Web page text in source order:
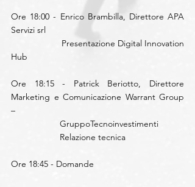
Ore 18:00 - Enrico Brambilla, Direttore APA
Servizi srl
Hub
Ore 18:15 - Patrick Beriotto, Direttore
Marketing e Comunicazione Warrant Group
–
                    GruppoTecnoinvestimenti
                    Relazione tecnica
Ore 18:45 - Domande